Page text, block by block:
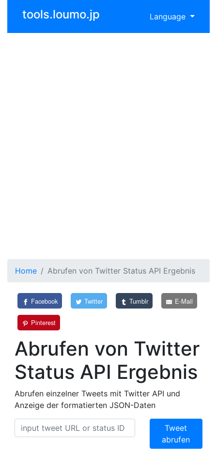
tools.loumo.jp Language
Home Abrufen von Twitter Status API Ergebnis
Facebook Twitter Tumblr E-Mail
Pinterest
Abrufen von Twitter
Status API Ergebnis
Abrufen einzelner Tweets mit Twitter API und
Anzeige der formatierten JSON-Daten
Tweet
abrufen